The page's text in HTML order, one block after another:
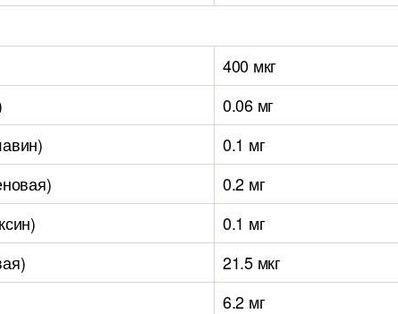
400 мкг
0.06 мг
0.1 мг
0.2 мг
0.1 мг
21.5 мкг
6.2 мг